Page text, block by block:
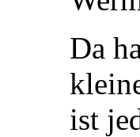
Da
ist